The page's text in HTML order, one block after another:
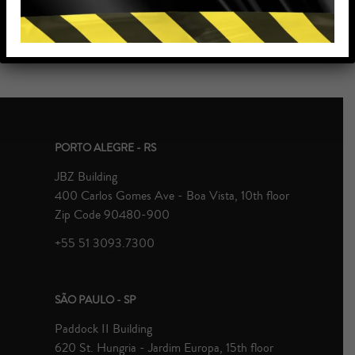
Sem categoriaTags
PORTO ALEGRE - RS
JBZ Building
400 Carlos Gomes Ave - Boa Vista, 10th floor
Zip Code 90480-900
+55 51 3093.7300
SÃO PAULO - SP
Paddock II Building
620 St. Hungria - Jardim Europa, 15th floor